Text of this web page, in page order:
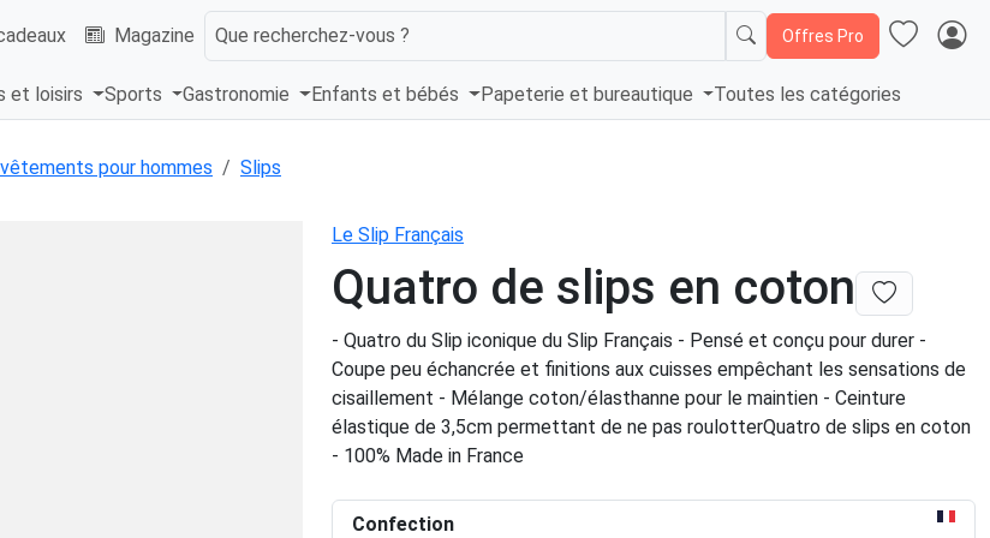
Magazine Que recherchez-vous ? Offres Pro
et loisirs Sports Gastronomie Enfants et bébés Papeterie et bureautique Toutes les catégories
pour hommes Slips
Le Slip Français
Quatro de slips en coton
- Quatro du Slip iconique du Slip Français - Pensé et conçu pour durer -
Coupe peu échancrée et finitions aux cuisses empêchant les sensations de
cisaillement - Mélange coton/élasthanne pour le maintien - Ceinture
élastique de 3,5cm permettant de ne pas roulotterQuatro de slips en coton
- 100% Made in France
Confection